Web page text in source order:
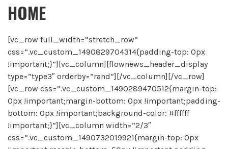
HOME
[vc_row full_width=”stretch_row”
css=”.vc_custom_1490829704314{padding-top: 0px
!important;}”][vc_column][flownews_header_display
type=”type3″ orderby=”rand”][/vc_column][/vc_row]
[vc_row css=”.vc_custom_1490289470512{margin-top:
0px !important;margin-bottom: 0px !important;padding-
bottom: 0px !important;background-color: #ffffff
!important;}”][vc_column width=”2/3″
css=”.vc_custom_1490732019921{margin-top: 0px